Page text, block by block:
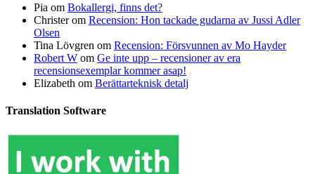
Pia om Bokallergi, finns det?
Christerom Recension: Hon tackade gudarna av Jussi Adler
Olsen
Tina Lövgren om Recension: Försvunnen av Mo Hayder
Robert W om Ge inte upp – recensioner av era
recensionsexemplar kommer asap!
Elizabeth om Berättarteknisk detalj
Translation Software